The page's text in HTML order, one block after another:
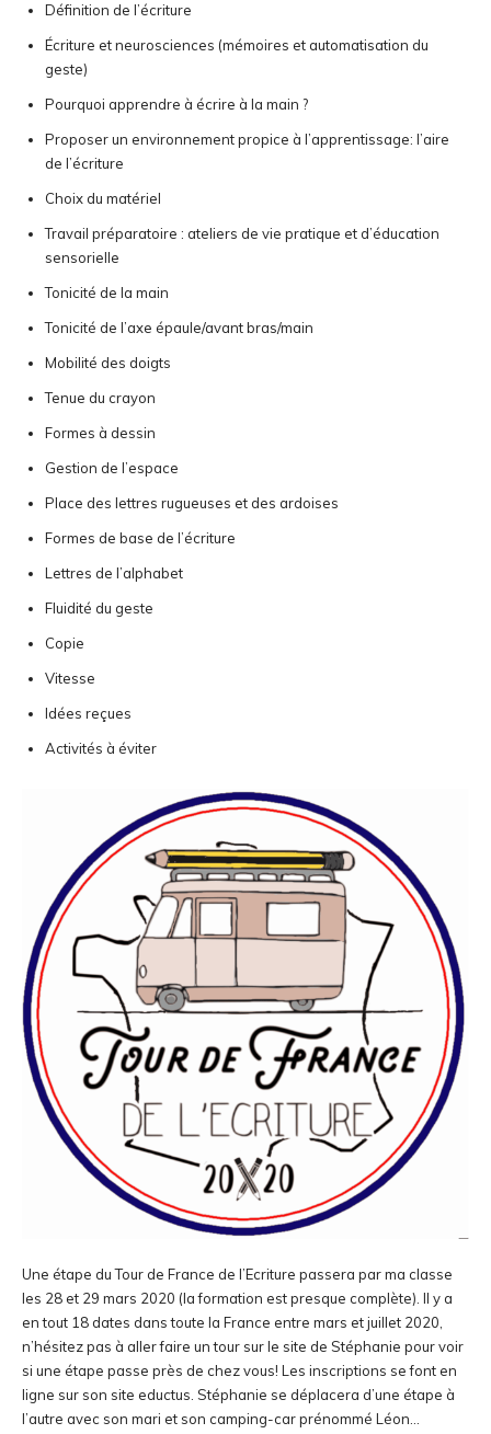
Définition de l’écriture
Écriture et neurosciences (mémoires et automatisation du
geste)
Pourquoi apprendre à écrire à la main ?
Proposer un environnement propice à l’apprentissage: l’aire
de l’écriture
Choix du matériel
Travail préparatoire : ateliers de vie pratique et d’éducation
sensorielle
Tonicité de la main
Tonicité de l’axe épaule/avant bras/main
Mobilité des doigts
Tenue du crayon
Formes à dessin
Gestion de l’espace
Place des lettres rugueuses et des ardoises
Formes de base de l’écriture
Lettres de l’alphabet
Fluidité du geste
Copie
Vitesse
Idées reçues
Activités à éviter
Une étape du Tour de France de l’Ecriture passera par ma classe
les 28 et 29 mars 2020 (la formation est presque complète). Il y a
en tout 18 dates dans toute la France entre mars et juillet 2020,
n’hésitez pas à aller faire un tour sur le site de Stéphanie pour voir
si une étape passe près de chez vous! Les inscriptions se font en
ligne sur son site eductus. Stéphanie se déplacera d’une étape à
l’autre avec son mari et son camping-car prénommé Léon…